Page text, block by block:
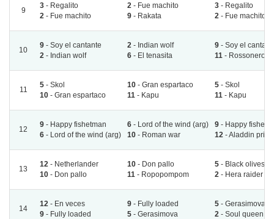
9
3 - Regalito
2 - Fue machito
2 - Fue machito
9 - Rakata
3 - Regalito
2 - Fue machito
10
9 - Soy el cantante
2 - Indian wolf
2 - Indian wolf
6 - El tenasita
9 - Soy el
11 - Rossonero
11
5 - Skol
10 - Gran espartaco
10 - Gran espartaco
11 - Kapu
5 - Skol
11 - Kapu
12
9 - Happy fishetman
6 - Lord of the wind (arg)
6 - Lord of the wind (arg)
10 - Roman war
9 - Happy
12 - Aladdin
13
12 - Netherlander
10 - Don pallo
10 - Don pallo
11 - Ropopompom
5 - Black olives
2 - Hera raider
14
12 - En veces
9 - Fully loaded
9 - Fully loaded
5 - Gerasimova
5 - Gerasimova
2 - Soul queen